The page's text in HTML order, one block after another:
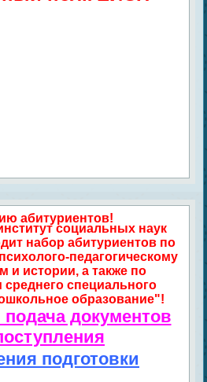
абитуриентов!
социальных наук
набор абитуриентов по
педагогическому
и истории, а также по
среднего специального
образование"!
документов
подготовки